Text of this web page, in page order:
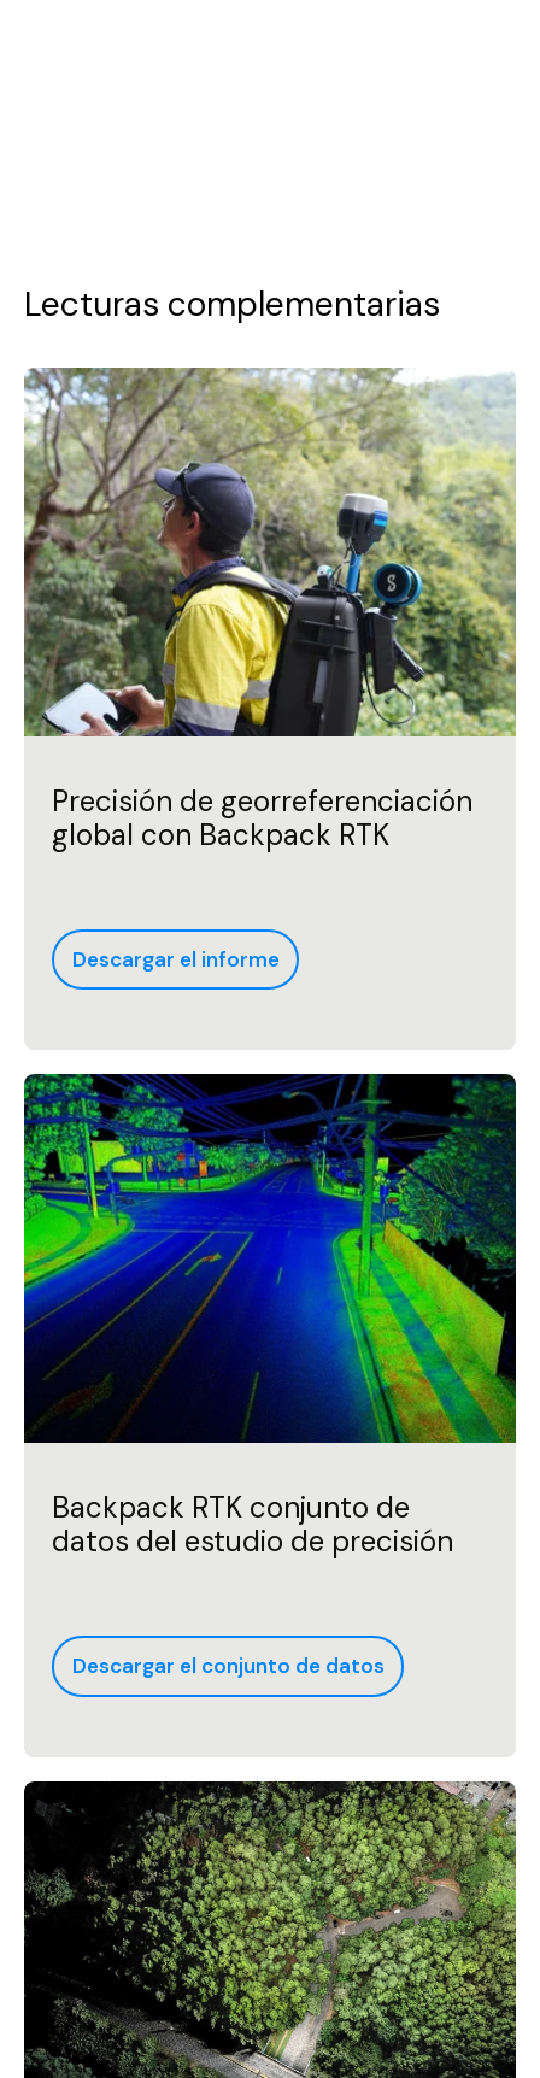
Lecturas complementarias
Precisión de georreferenciación
global con Backpack RTK
Descargar el informe
Backpack RTK conjunto de
datos del estudio de precisión
Descargar el conjunto de datos